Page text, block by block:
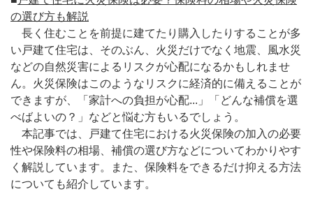
の選び方も解説
長く住むことを前提に建てたり購入したりすることが多
い戸建て住宅は、そのぶん、火災だけでなく地震、風水災
などの自然災害によるリスクが心配になるかもしれませ
ん。火災保険はこのようなリスクに経済的に備えることが
できますが、「家計への負担が心配...」「どんな補償を選
べばよいの？」などと悩む方もいるでしょう。
本記事では、戸建て住宅における火災保険の加入の必要
性や保険料の相場、補償の選び方などについてわかりやす
く解説しています。また、保険料をできるだけ抑える方法
についても紹介しています。